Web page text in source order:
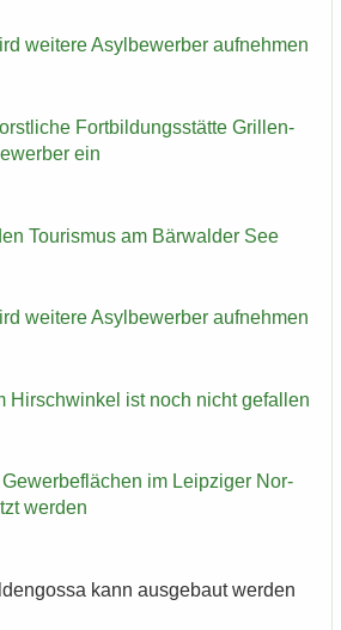
wei­te­re Asyl­be­wer­ber auf­neh­men
Fort­bil­dungs­stät­te Gril­len­
ein
Tou­ris­mus am Bär­wal­der See
wei­te­re Asyl­be­wer­ber auf­neh­men
Hirsch­win­kel ist noch nicht ge­fal­len
im Leip­zi­ger Nor­
wer­den
kann aus­ge­baut wer­den